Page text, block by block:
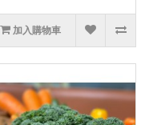
加入購物車